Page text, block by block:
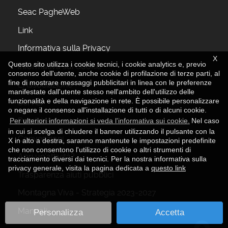
X
Questo sito utilizza i cookie tecnici, i cookie analytics e, previo
consenso dell'utente, anche cookie di profilazione di terze parti, al
fine di mostrare messaggi pubblicitari in linea con le preferenze
manifestate dall'utente stesso nell'ambito dell'utilizzo delle
funzionalità e della navigazione in rete. È possibile personalizzare
o negare il consenso all'installazione di tutti o di alcuni cookie.
Per ulteriori informazioni si veda l'informativa sui cookie. Nel caso
in cui si scelga di chiudere il banner utilizzando il pulsante con la
X in alto a destra, saranno mantenute le impostazioni predefinite
che non consentono l'utilizzo di cookie o altri strumenti di
tracciamento diversi dai tecnici. Per la nostra informativa sulla
privacy generale, visita la pagina dedicata a questo link
Personalizza Accetta
fronte a richieste di informazioni, non sono oggetto
di comunicazione a terzi o diffusione
I dati personali non sono oggetto di trasferimento
in Paesi non appartenenti all'Unione Europea.
Modalità del trattamento
Il trattamento dei dati personali avverrà in formato
elettronico, comunque con l'osservanza delle
misure cautelative della sicurezza e riservatezza
dei dati. Sono in ogni caso attuate misure di
sicurezza tecniche, informatiche, organizzative,
logistiche e procedurali al fine di prevenire la
perdita, l'uso illecito o non pertinente dei dati e
l'accesso agli stessi senza autorizzazione.
In ogni momento ciascun interessato potrà
esercitare i seguenti diritti:
Seac PagheWeb
Link
Informativa sulla Privacy
Informativa sui Cookie
L'Associazione
Servizi
Perchè Associarsi
Convenzioni
Apri un'attività?
Trasparenza aiuti pubblici
Manuali